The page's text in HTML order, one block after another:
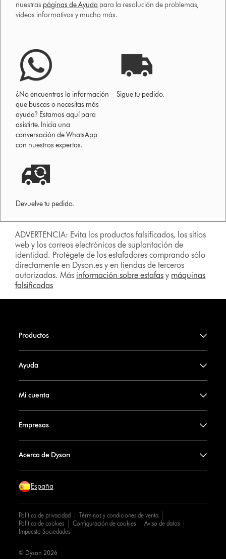
nuestras páginas de Ayuda para la resolución de problemas,
vídeos informativos y mucho más.
¿No encuentras la información
que buscas o necesitas más
ayuda? Estamos aquí para
asistirte. Inicia una
conversación de WhatsApp
con nuestros expertos.
Sigue tu pedido.
Devuelve tu pedido.
ADVERTENCIA: Evita los productos falsificados, los sitios
web y los correos electrónicos de suplantación de
identidad. Protégete de los estafadores comprando sólo
directamente en Dyson.es y en tiendas de terceros
autorizadas. Más información sobre estafas y máquinas
falsificadas
Productos
Ayuda
Mi cuenta
Empresas
Acerca de Dyson
España
Política de privacidad
Términos y condiciones de venta
Política de cookies
Configuración de cookies
Aviso de datos
Impuesto Sociedades
© Dyson 2026